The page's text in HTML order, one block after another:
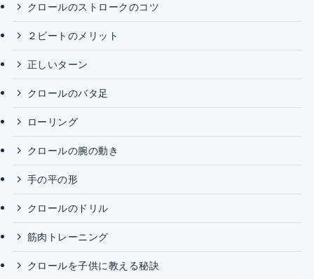
クロールのストロークのコツ
２ビートのメリット
正しいターン
クロールのバタ足
ローリング
クロールの腕の動き
手の平の形
クロールのドリル
筋肉トレーニング
クロールを子供に教える秘訣